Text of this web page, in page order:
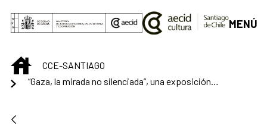
Saltar al contenido principal
MENÚ
INICIOCCE-SANTIAGO